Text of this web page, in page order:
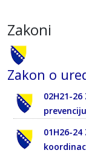
Zakoni
Zakon o
02H21-
01H26-